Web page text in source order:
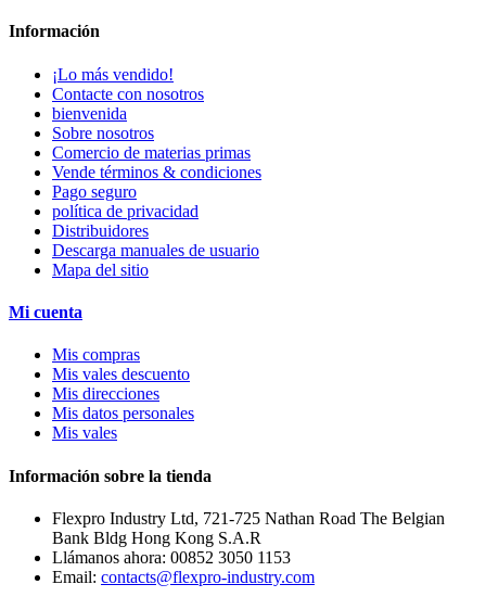
Información
¡Lo más vendido!
Contacte con nosotros
bienvenida
Sobre nosotros
Comercio de materias primas
Vende términos & condiciones
Pago seguro
política de privacidad
Distribuidores
Descarga manuales de usuario
Mapa del sitio
Mi cuenta
Mis compras
Mis vales descuento
Mis direcciones
Mis datos personales
Mis vales
Información sobre la tienda
Flexpro Industry Ltd, 721-725 Nathan Road The Belgian
Bank Bldg Hong Kong S.A.R
Llámanos ahora: 00852 3050 1153
Email: contacts@flexpro-industry.com